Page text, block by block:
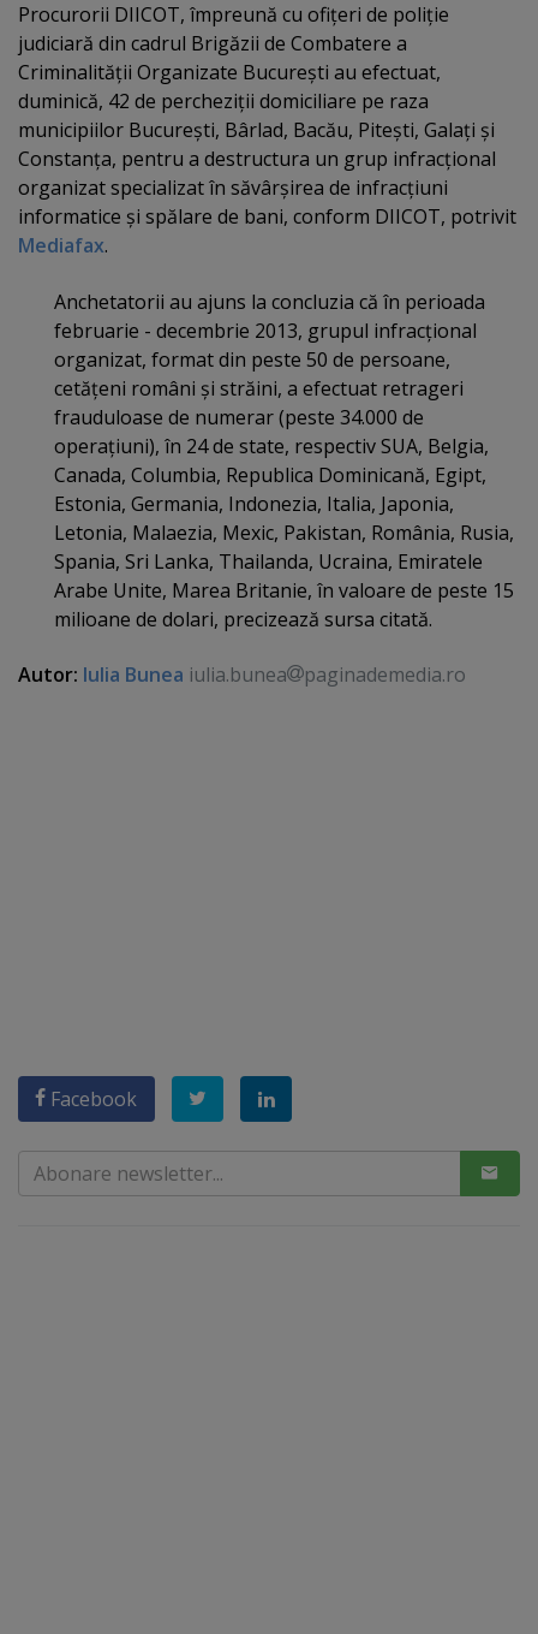
Procurorii DIICOT, împreună cu ofiţeri de poliţie
judiciară din cadrul Brigăzii de Combatere a
Criminalităţii Organizate Bucureşti au efectuat,
duminică, 42 de percheziţii domiciliare pe raza
municipiilor Bucureşti, Bârlad, Bacău, Piteşti, Galaţi şi
Constanţa, pentru a destructura un grup infracţional
organizat specializat în săvârşirea de infracţiuni
informatice şi spălare de bani, conform DIICOT, potrivit
Mediafax.
Anchetatorii au ajuns la concluzia că în perioada
februarie - decembrie 2013, grupul infracţional
organizat, format din peste 50 de persoane,
cetăţeni români şi străini, a efectuat retrageri
frauduloase de numerar (peste 34.000 de
operaţiuni), în 24 de state, respectiv SUA, Belgia,
Canada, Columbia, Republica Dominicană, Egipt,
Estonia, Germania, Indonezia, Italia, Japonia,
Letonia, Malaezia, Mexic, Pakistan, România, Rusia,
Spania, Sri Lanka, Thailanda, Ucraina, Emiratele
Arabe Unite, Marea Britanie, în valoare de peste 15
milioane de dolari, precizează sursa citată.
Autor: Iulia Bunea iulia.bunea paginademedia.ro
Facebook